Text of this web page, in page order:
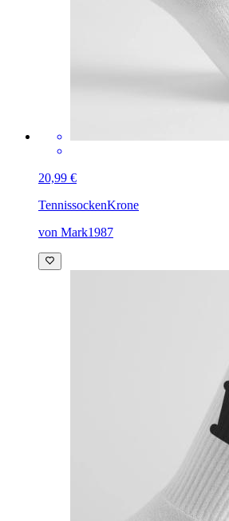
20,99 €
TennissockenKrone
von Mark1987